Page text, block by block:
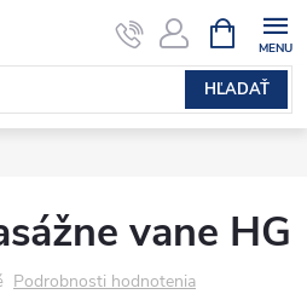
HĽADAŤ
KOŠÍK
vane HG
Podrobnosti hodnotenia